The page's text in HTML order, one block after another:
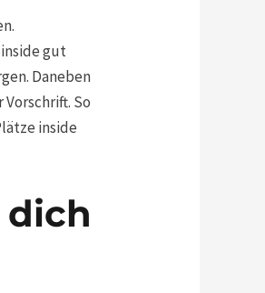
gut
Daneben
So
inside
dich